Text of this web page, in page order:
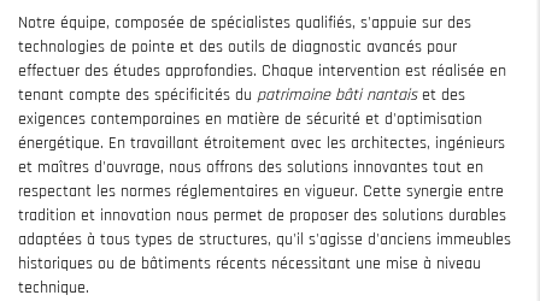
Notre équipe, composée de spécialistes qualifiés, s'appuie sur des
technologies de pointe et des outils de diagnostic avancés pour
effectuer des études approfondies. Chaque intervention est réalisée en
tenant compte des spécificités du patrimoine bâti nantaiset des
exigences contemporaines en matière de sécurité et d'optimisation
énergétique. En travaillant étroitement avec les architectes, ingénieurs
et maîtres d'ouvrage, nous offrons des solutions innovantes tout en
respectant les normes réglementaires en vigueur. Cette synergie entre
tradition et innovation nous permet de proposer des solutions durables
adaptées à tous types de structures, qu'il s'agisse d'anciens immeubles
historiques ou de bâtiments récents nécessitant une mise à niveau
technique.